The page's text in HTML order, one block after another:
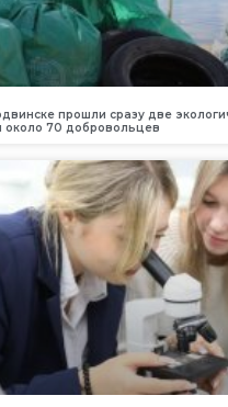
прошли сразу две
около 70 добровольцев